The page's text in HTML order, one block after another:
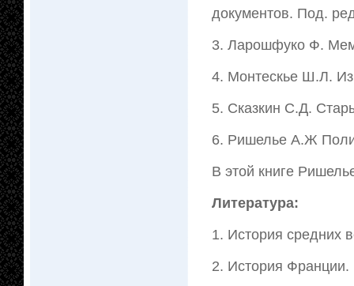
документов. Под.
3. Ларошфуко Ф.
4. Монтескье Ш.Л.
5. Сказкин С.Д.
6. Ришелье А.Ж
В этой книге
Литература:
1. История средних
2. История